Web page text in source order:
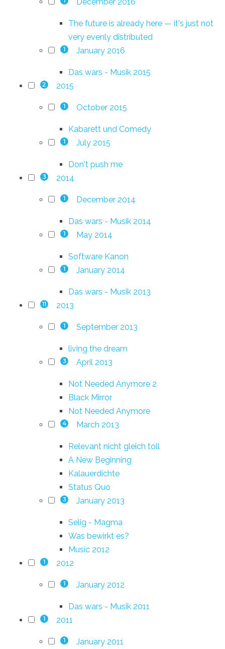
The future is already here — it's just not
very evenly distributed
1 January 2016
Das wars - Musik 2015
2 2015
1 October 2015
Kabarett und Comedy
1 July 2015
Don't push me
3 2014
1 December 2014
Das wars - Musik 2014
1 May 2014
Software Kanon
1 January 2014
Das wars - Musik 2013
11 2013
1 September 2013
living the dream
3 April 2013
Not Needed Anymore 2
Black Mirror
Not Needed Anymore
4 March 2013
Relevant nicht gleich toll
A New Beginning
Kalauerdichte
Status Quo
3 January 2013
Selig - Magma
Was bewirkt es?
Music 2012
1 2012
1 January 2012
Das wars - Musik 2011
1 2011
1 January 2011